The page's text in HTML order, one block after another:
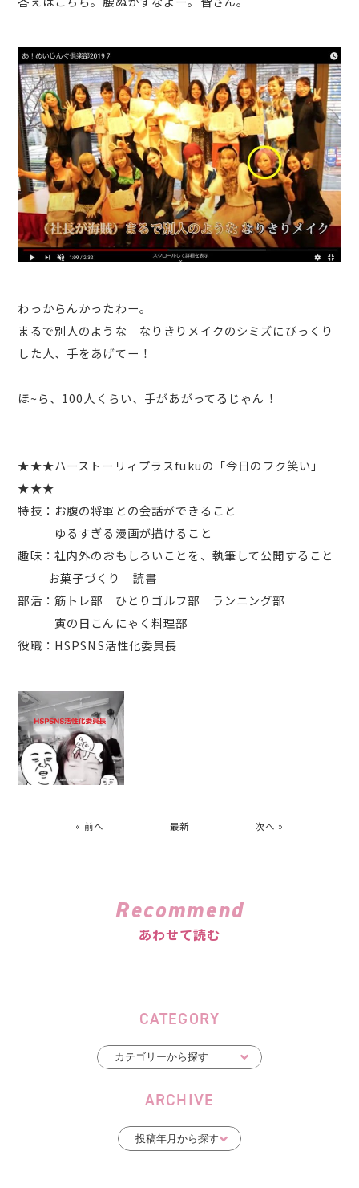
わっからんかったわー。
まるで別人のような なりきりメイクのシミズにびっくり
した人、手をあげてー！
ほ~ら、100人くらい、手があがってるじゃん！
★★★ハーストーリィプラスfukuの「今日のフク笑い」
★★★
特技：お腹の将軍との会話ができること
ゆるすぎる漫画が描けること
趣味：社内外のおもしろいことを、執筆して公開すること
お菓子づくり 読書
部活：筋トレ部 ひとりゴルフ部 ランニング部
寅の日こんにゃく料理部
役職：HSPSNS活性化委員長
« 前へ 最新 次へ »
Recommend
あわせて読む
CATEGORY
ARCHIVE